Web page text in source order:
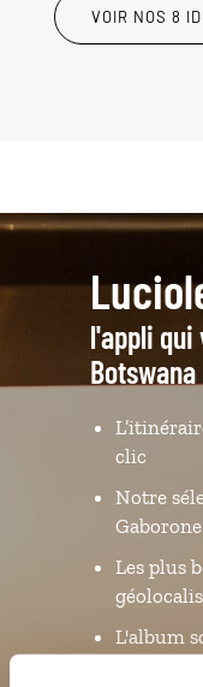
VOIR NOS 8
l'appli qui
Botswana
clic
Notre
Les plus
L'album